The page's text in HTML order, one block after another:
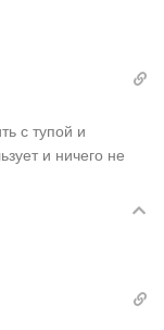
с тупой и
и ничего не